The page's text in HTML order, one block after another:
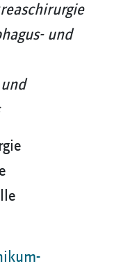
und